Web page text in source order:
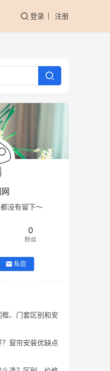
登录 注册
没有留下～
0
粉丝
私信
、门套区别和安
窗帘安装优缺点